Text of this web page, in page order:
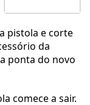
pistola e corte
da
ponta do novo
comece a sair.